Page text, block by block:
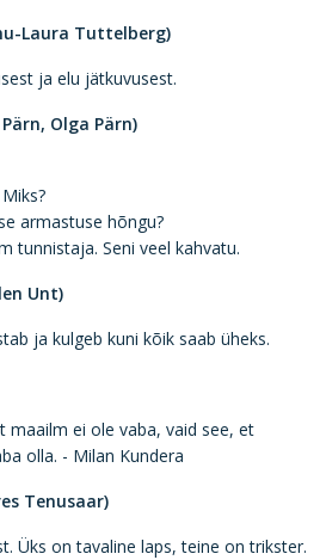
Laura Tuttelberg)
ja elu jätkuvusest.
Olga Pärn)
armastuse hõngu?
tunnistaja. Seni veel kahvatu.
Unt)
ja kulgeb kuni kõik saab üheks.
maailm ei ole vaba, vaid see, et
olla. - Milan Kundera
Tenusaar)
Üks on tavaline laps, teine on trikster.